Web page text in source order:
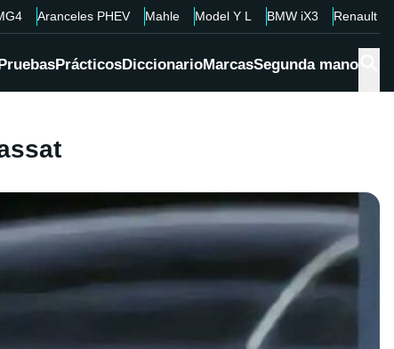
Aranceles PHEV Mahle Model Y L BMW iX3 Renault
PrácticosDiccionarioMarcasSegunda mano